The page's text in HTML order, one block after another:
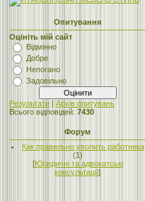
Опитування
Оцініть мій сайт
Відмінно
Добре
Непогано
Задовільно
Результати | Архів опитувань
Всього відповідей: 7430
Форум
Как правильно уволить работника
(1)
[Юридичні та адвокатські
консультації]